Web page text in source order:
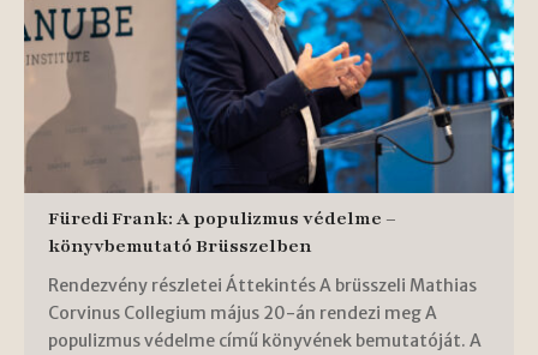
Füredi Frank: A populizmus védelme –
könyvbemutató Brüsszelben
Rendezvény részletei Áttekintés A brüsszeli Mathias
Corvinus Collegium május 20-án rendezi meg A
populizmus védelme című könyvének bemutatóját. A